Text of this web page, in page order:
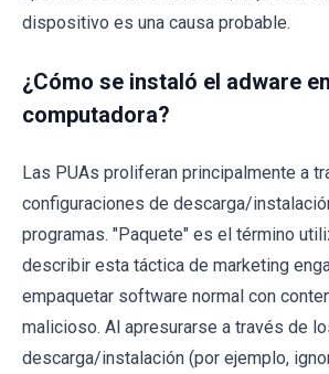
dispositivo es una causa probable.
¿Cómo se instaló el adware
computadora?
Las PUAs proliferan principalmente a
configuraciones de descarga/
programas. "Paquete" es el término
describir esta táctica de marketing
empaquetar software normal con
malicioso. Al apresurarse a través de
descarga/instalación (por ejemplo,